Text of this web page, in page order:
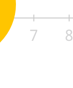
6 7 8